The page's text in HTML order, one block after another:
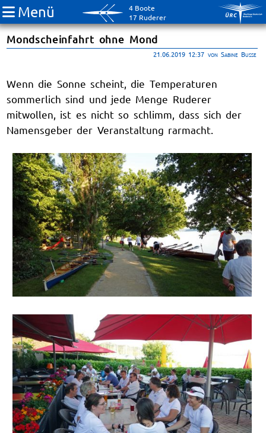
4 Boote
17 Ruderer
Menü
Mondscheinfahrt ohne Mond
21.06.2019 12:37 von Sabine Busse
Wenn die Sonne scheint, die Temperaturen
sommerlich sind und jede Menge Ruderer
mitwollen, ist es nicht so schlimm, dass sich der
Namensgeber der Veranstaltung rarmacht.